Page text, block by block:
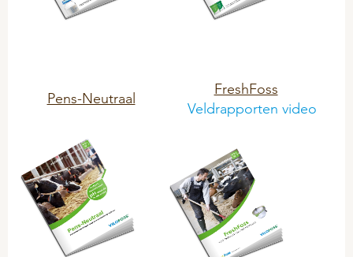
Pens-Neutraal
FreshFoss
Veldrapporten video